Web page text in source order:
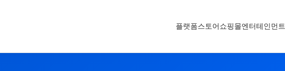
플랫폼스토어쇼핑몰엔터테인먼트